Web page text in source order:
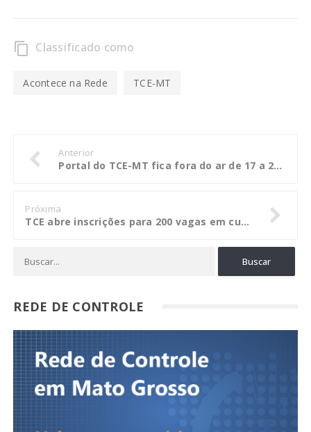
content_copy Classificado como
Acontece na Rede TCE-MT
Anterior
Portal do TCE-MT fica fora do ar de 17 a 20 de fevereiro para manutenção
Próxima
TCE abre inscrições para 200 vagas em curso de fiscal de contratos
REDE DE CONTROLE